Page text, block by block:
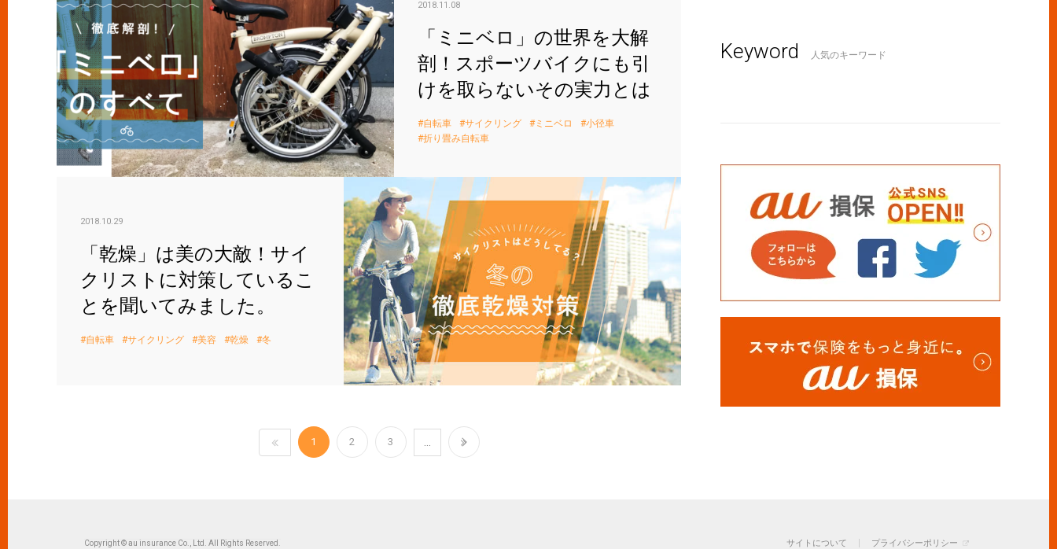
2018.11.08
「ミニベロ」の世界を大解
剖！スポーツバイクにも引
けを取らないその実力とは
自転車 サイクリング ミニベロ
小径車
折り畳み自転車
「乾燥」は美の大敵！サイクリストに対策していることを聞いてみま
2018.10.29
「乾燥」は美の大敵！サイ
クリストに対策しているこ
とを聞いてみました。
自転車 サイクリング 美容 乾燥 冬
1 2 3 …
Keyword 人気のキーワード
サイトについて プライバシーポリシー
Copyright © au insurance Co., Ltd. All Rights Reserved.